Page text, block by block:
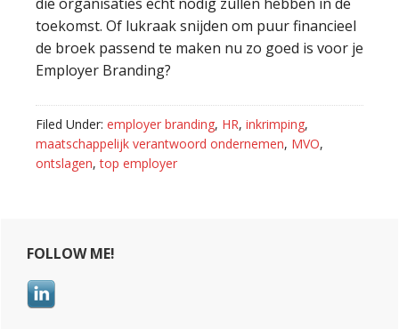
toekomst. Of lukraak snijden om puur financieel
de broek passend te maken nu zo goed is voor je
Employer Branding?
Filed Under: employer branding, HR, inkrimping,
maatschappelijk verantwoord ondernemen, MVO,
ontslagen,top employer
Primary
Sidebar
FOLLOW ME!